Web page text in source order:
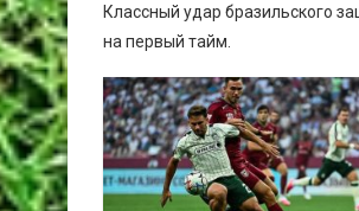
Классный удар бразильского
на первый тайм.